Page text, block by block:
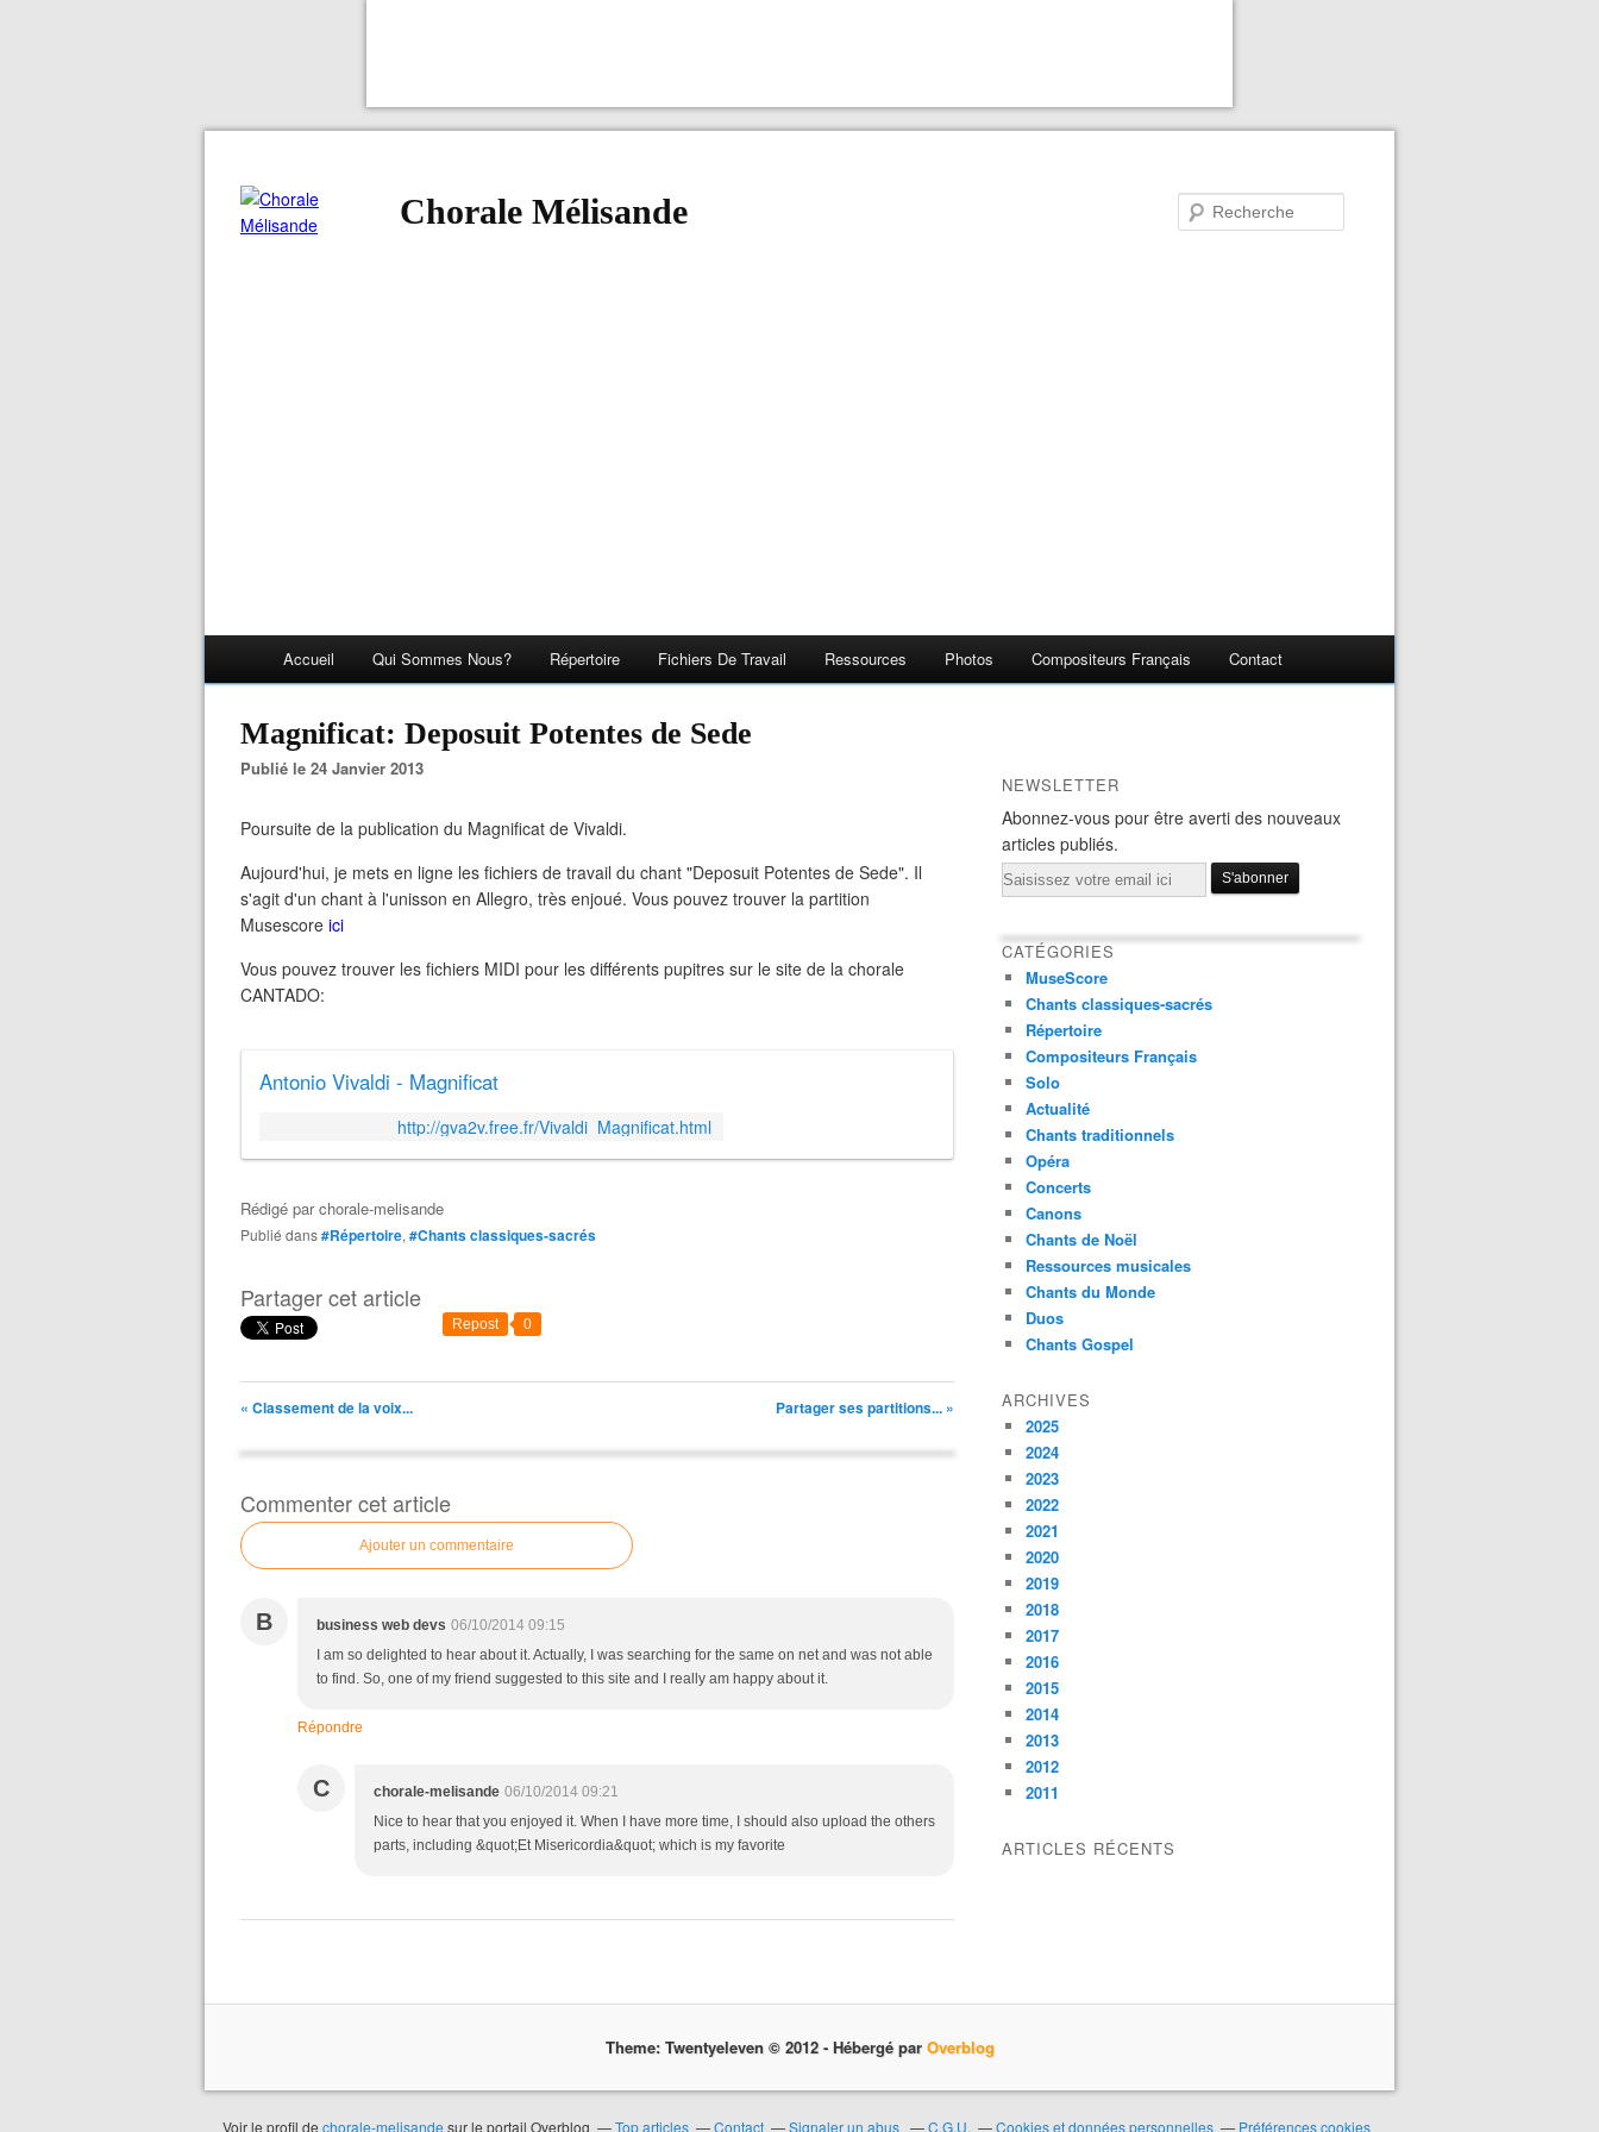
Chorale Mélisande
Accueil Qui Sommes Nous? Répertoire Fichiers De Travail Ressources Photos Compositeurs Français Contact
Magnificat: Deposuit Potentes de Sede
Publié le 24 Janvier 2013
Poursuite de la publication du Magnificat de Vivaldi.
Aujourd'hui, je mets en ligne les fichiers de travail du chant "Deposuit Potentes de Sede". Il
s'agit d'un chant à l'unisson en Allegro, très enjoué. Vous pouvez trouver la partition
Musescore ici
Vous pouvez trouver les fichiers MIDI pour les différents pupitres sur le site de la chorale
CANTADO:
Antonio Vivaldi - Magnificat
http://gva2v.free.fr/Vivaldi_Magnificat.html
Rédigé parchorale-melisande
Publié dans#Répertoire, #Chants classiques-sacrés
Partager cet article
Repost 0
« Classement de la voix... Partager ses partitions... »
Commenter cet article
Ajouter un commentaire
B business web devs 06/10/2014 09:15
I am so delighted to hear about it. Actually, I was searching for the same on net and was not able
to find. So, one of my friend suggested to this site and I really am happy about it.
Répondre
C chorale-melisande 06/10/2014 09:21
Nice to hear that you enjoyed it. When I have more time, I should also upload the others
parts, including &quot;Et Misericordia&quot; which is my favorite
NEWSLETTER
Abonnez-vous pour être averti des nouveaux
articles publiés.
Email
CATÉGORIES
MuseScore
Chants classiques-sacrés
Répertoire
Compositeurs Français
Solo
Actualité
Chants traditionnels
Opéra
Concerts
Canons
Chants de Noël
Ressources musicales
Chants du Monde
Duos
Chants Gospel
ARCHIVES
2025
2024
2023
2022
2021
2020
2019
2018
2017
2016
2015
2014
2013
2012
2011
ARTICLES RÉCENTS
Theme: Twentyeleven © 2012 - Hébergé par Overblog
Voir le profil de chorale-melisande sur le portail Overblog Top articles Contact Signaler un abus C.G.U. Cookies et données personnelles Préférences cookies